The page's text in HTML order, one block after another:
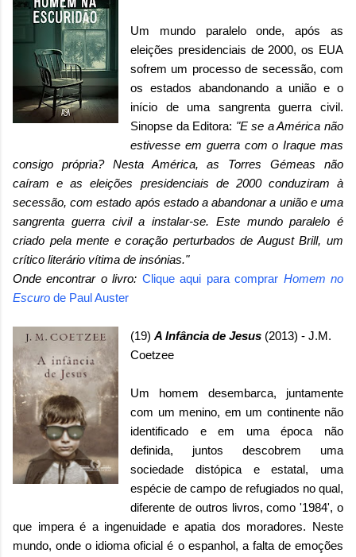
Um mundo paralelo onde, após as
eleições presidenciais de 2000, os EUA
sofrem um processo de secessão, com
os estados abandonando a união e o
início de uma sangrenta guerra civil.
Sinopse da Editora: "E se a América não
estivesse em guerra com o Iraque mas
consigo própria? Nesta América, as Torres Gémeas não
caíram e as eleições presidenciais de 2000 conduziram à
secessão, com estado após estado a abandonar a união e uma
sangrenta guerra civil a instalar-se. Este mundo paralelo é
criado pela mente e coração perturbados de August Brill, um
crítico literário vítima de insónias."
Onde encontrar o livro: Clique aqui para comprar Homem no
Escuro de Paul Auster
(19) A Infância de Jesus (2013) - J.M.
Coetzee
Um homem desembarca, juntamente
com um menino, em um continente não
identificado e em uma época não
definida, juntos descobrem uma
sociedade distópica e estatal, uma
espécie de campo de refugiados no qual,
diferente de outros livros, como '1984', o
que impera é a ingenuidade e apatia dos moradores. Neste
mundo, onde o idioma oficial é o espanhol, a falta de emoções